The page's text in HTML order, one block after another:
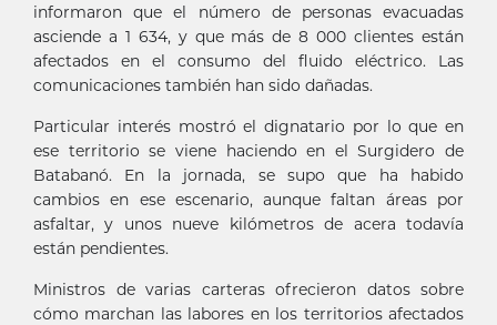
informaron que el número de personas evacuadas
asciende a 1 634, y que más de 8 000 clientes están
afectados en el consumo del fluido eléctrico. Las
comunicaciones también han sido dañadas.
Particular interés mostró el dignatario por lo que en
ese territorio se viene haciendo en el Surgidero de
Batabanó. En la jornada, se supo que ha habido
cambios en ese escenario, aunque faltan áreas por
asfaltar, y unos nueve kilómetros de acera todavía
están pendientes.
Ministros de varias carteras ofrecieron datos sobre
cómo marchan las labores en los territorios afectados